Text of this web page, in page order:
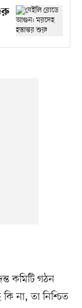
কমিটি গঠন
না, তা নিশ্চিত